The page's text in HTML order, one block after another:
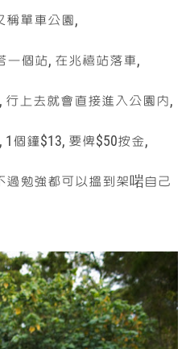
稱單車公園,
一個站, 在兆禧站落車,
上去就會直接進入公園內,
個鐘$13, 要俾$50按金,
過勉強都可以搵到架啱自己